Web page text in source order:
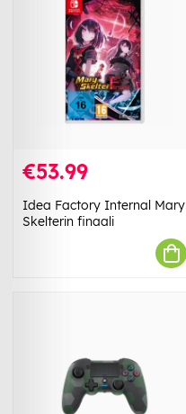
€53.99
Idea Factory Internal Mary
Skelterin finaali